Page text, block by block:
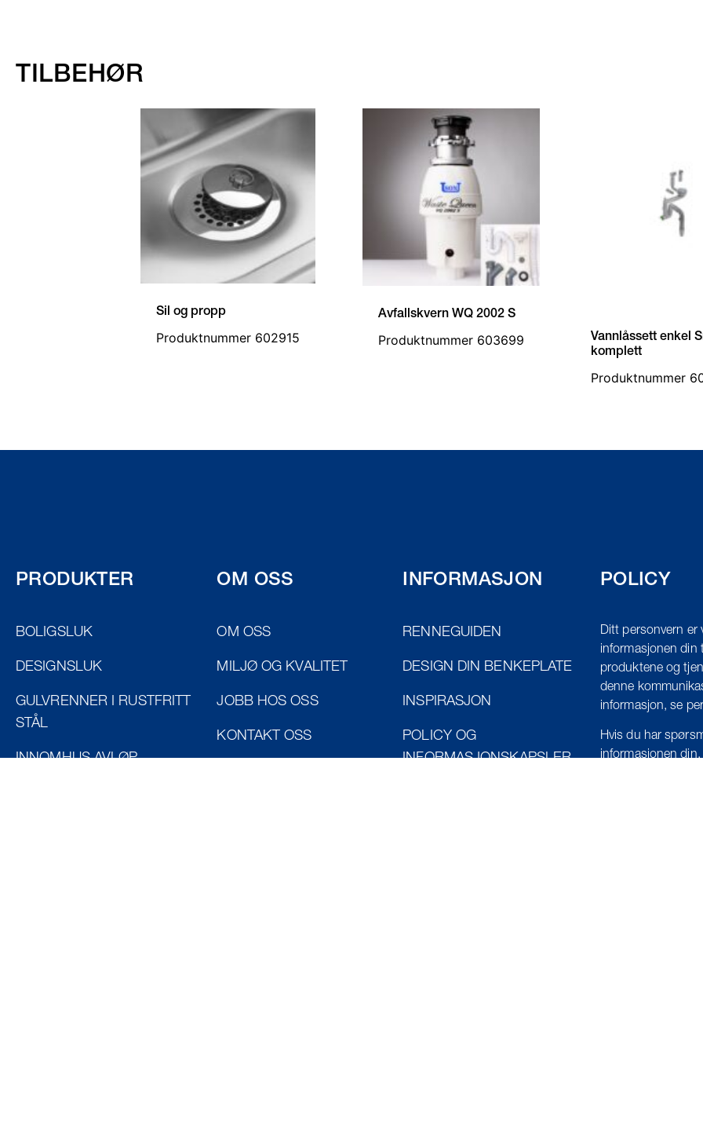
TILBEHØR
Sil og propp
Produktnummer 602915
Avfallskvern WQ 2002 S
Produktnummer 603699
Vannlåssett enkel
komplett
Produktnummer
PRODUKTER
BOLIGSLUK
DESIGNSLUK
GULVRENNER I RUSTFRITT
STÅL
INNOMHUS AVLØP
OM OSS
OM OSS
MILJØ OG KVALITET
JOBB HOS OSS
KONTAKT OSS
INFORMASJON
RENNEGUIDEN
DESIGN DIN BENKEPLATE
INSPIRASJON
POLICY OG
INFORMASJONSKAPSLER
POLICY
Ditt personvern er
informasjonen din
produktene og
denne
informasjon, se
Hvis du har
informasjonen